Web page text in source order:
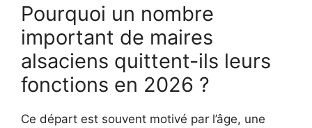
Pourquoi un nombre
important de maires
alsaciens quittent-ils leurs
fonctions en 2026 ?
Ce départ est souvent motivé par l’âge, une